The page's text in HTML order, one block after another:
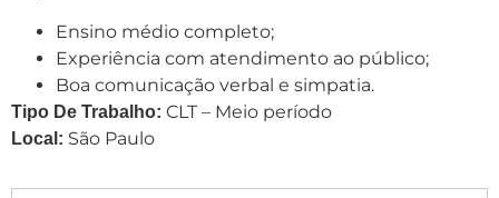
Ensino médio completo;
Experiência com atendimento ao público;
Boa comunicação verbal e simpatia.
Tipo De Trabalho: CLT – Meio período
Local: São Paulo